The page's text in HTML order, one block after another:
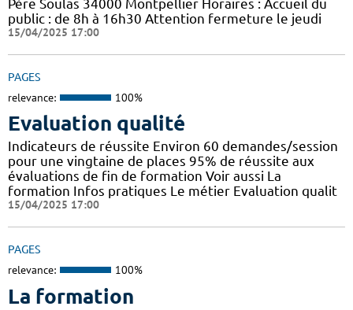
Père Soulas 34000 Montpellier Horaires : Accueil du
public : de 8h à 16h30 Attention fermeture le jeudi
15/04/2025 17:00
PAGES
relevance: 100%
Evaluation qualité
Indicateurs de réussite Environ 60 demandes/session
pour une vingtaine de places 95% de réussite aux
évaluations de fin de formation Voir aussi La
formation Infos pratiques Le métier Evaluation qualit
15/04/2025 17:00
PAGES
relevance: 100%
La formation